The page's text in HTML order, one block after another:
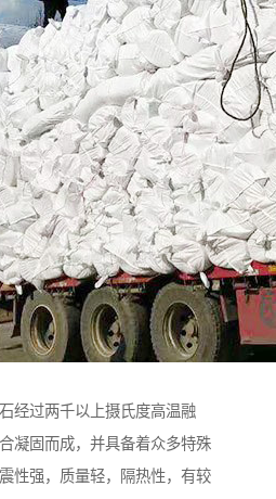
经过两千以上摄氏度高温融
凝固而成，并具备着众多特殊
性强，质量轻，隔热性，有较